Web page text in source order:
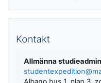
Kontakt
Allmänna